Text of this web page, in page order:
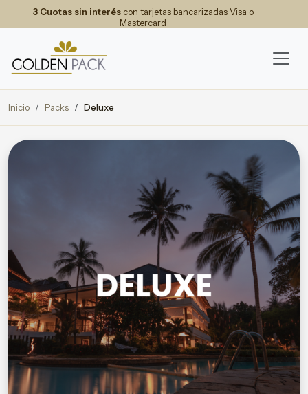
3 Cuotas sin interéscon tarjetas bancarizadas Visa o
Mastercard
Inicio Packs Deluxe